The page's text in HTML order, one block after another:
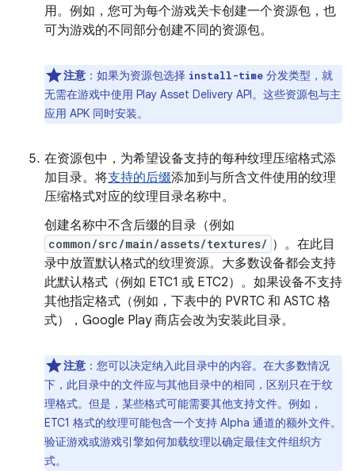
用。例如，您可为每个游戏关卡创建一个资源包，也
可为游戏的不同部分创建不同的资源包。
注意 ：如果为资源包选择 install-time 分发类型，就
无需在游戏中使用 Play Asset Delivery API。这些资源包与主
应用 APK 同时安装。
在资源包中，为希望设备支持的每种纹理压缩格式添
加目录。将支持的后缀添加到与所含文件使用的纹理
压缩格式对应的纹理目录名称中。
创建名称中不含后缀的目录（例如
common/src/main/assets/textures/ ）。在此目
录中放置默认格式的纹理资源。大多数设备都会支持
此默认格式（例如 ETC1 或 ETC2）。如果设备不支持
其他指定格式（例如，下表中的 PVRTC 和 ASTC 格
式），Google Play 商店会改为安装此目录。
注意 ：您可以决定纳入此目录中的内容。在大多数情况
下，此目录中的文件应与其他目录中的相同，区别只在于纹
理格式。但是，某些格式可能需要其他支持文件。例如，
ETC1 格式的纹理可能包含一个支持 Alpha 通道的额外文件。
验证游戏或游戏引擎如何加载纹理以确定最佳文件组织方
式。